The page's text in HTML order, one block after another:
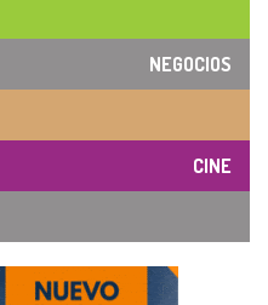
NEGOCIOS
CINE